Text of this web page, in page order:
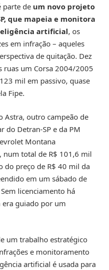
parte de um novo projeto
que mapeia e monitora
artificial, os
em infração – aqueles
de quitação. Dez
ruas um Corsa 2004/2005
mil em passivo, quase
Fipe.
Astra, outro campeão de
do Detran-SP e da PM
Montana
total de R$ 101,6 mil
do preço de R$ 40 mil da
em um sábado de
licenciamento há
guiado por um
um trabalho estratégico
e monitoramento
artificial é usada para